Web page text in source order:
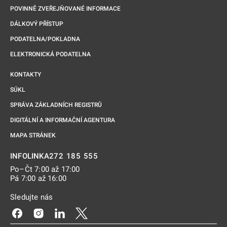
POVINNĚ ZVEŘEJŇOVANÉ INFORMACE
DÁLKOVÝ PŘÍSTUP
PODATELNA/POKLADNA
ELEKTRONICKÁ PODATELNA
KONTAKTY
SÚKL
SPRÁVA ZÁKLADNÍCH REGISTRŮ
DIGITÁLNÍ A INFORMAČNÍ AGENTURA
MAPA STRÁNEK
INFOLINKA272 185 555
Po–Čt 7:00 až 17:00
Pá 7:00 až 16:00
Sledujte nás
Odkaz se otevře na nové kartě
Odkaz se otevře na nové kartě
Odkaz se otevře na nové kartě